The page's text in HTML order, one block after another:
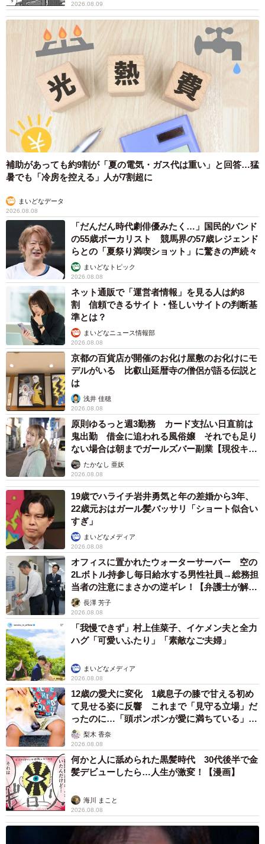
お母さんと写る小学生の頃の小籔さん
ただ、高校受験の時には担任に面接の練習を頼んだ。放課
後に志望動機を一緒に考えてくれ、勉強も個別で教えてく
れた担任の優しさに小籔さんは救われた。
高校生の頃に軽度知的障害が判明して…
った。顎の手術を受けるため入院した際、知能テストを受
け、診断が下りた。
小籔さんはまさかの診断結果に驚き、療育手帳を持つこと
に抵抗を感じた。ただ、幼少期に勉強や運動についていけ
なかったことやミスが多くてよく怒られたりしたことな
ど、自分がおかしいのでは…と思ってきた経験が多かった
ことが腑に落ちたという。
高校生の頃の小籔さん
当時、声優を夢見ていた小籔さんは18歳の頃、声優専門学
校に通うため上京。ひとり暮らしをスタートさせた。実は
知的障害者でひとり暮らしをしている人の割合は非常に少
なく、平成25年度の内閣府調査ではわずか4.3％であると報
告されている。
小籔さんの場合は軽度知的障害であり、幼少期から家事を
行っていたため、ひとり暮らしができたのだろう。
「大変だったのは、お金の管理と自炊。母親の身の回りを
サポートしていたことが役に立っていると感じるので、母
親に感謝です」
ただ、上京後は働き方に悩んだ。専門学校に通いながら、
新聞配達やパン屋、コンビニ、ネットカフェ、料亭など
様々なアルバイトを経験したが、どれも上手くいかず。会
社にある備品の名前や場所をすぐ覚えられず、思い込みや
勘違いでミスをして怒られる日々だった。
「従業員の名前も覚えられないし、人の話を最後まで聞か
2026.08.09
補助があっても約9割が「夏の電気・ガス代は重い」と回答…猛
暑でも「冷房を控える」人が7割超に
まいどなデータ
2026.08.08
「だんだん時代劇俳優みたく…」国民的バンド
の55歳ボーカリスト 競馬界の57歳レジェンド
らとの「夏祭り満喫ショット」に驚きの声続々
まいどなトピック
2026.08.08
ネット通販で「運営者情報」を見る人は約8
割 信頼できるサイト・怪しいサイトの判断基
準とは？
まいどなニュース情報部
2026.08.08
京都の百貨店が開催のお化け屋敷のお化けにモ
デルがいる 比叡山延暦寺の僧侶が語る伝説と
は
浅井 佳穂
2026.08.08
原則ゆるっと週3勤務 カード支払い日直前は
鬼出勤 借金に追われる風俗嬢 それでも足り
ない場合は朝までガールズバー副業【現役キャ
ストに取材】
たかなし 亜妖
2026.08.08
19歳でハライチ岩井勇気と年の差婚から3年、
22歳元おはガール髪バッサリ「ショート似合い
すぎ」
まいどなメディア
2026.08.08
オフィスに置かれたウォーターサーバー 空の
2Lボトル持参し毎日給水する男性社員→総務担
当者の注意にまさかの逆ギレ！【弁護士が解
説】長澤 芳子
2026.08.08
「我慢できず」村上佳菜子、イケメン夫と全力
ハグ「可愛いふたり」「素敵なご夫婦」
まいどなメディア
2026.08.08
12歳の愛犬に変化 1歳息子の膝で甘える初め
て見せる姿に反響 これまで「見守る立場」だ
ったのに…「頭ポンポンが愛に満ちている」
「尊…」
梨木 香奈
2026.08.08
何かと人に舐められた黒髪時代 30代後半で金
髪デビューしたら…人生が激変！【漫画】
海川 まこと
2026.08.08